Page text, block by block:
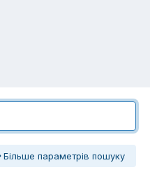
Більше параметрів пошуку